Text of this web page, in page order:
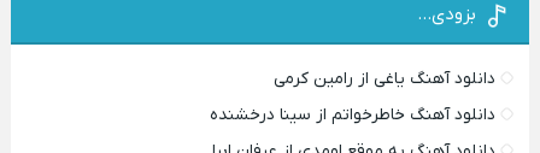
بزودی…
دانلود آهنگ یاغی از رامین کرمی
دانلود آهنگ خاطرخواتم از سینا درخشنده